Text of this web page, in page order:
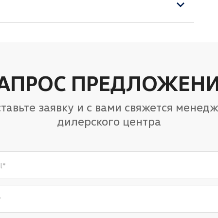
заявку и с вами свяжется
дилерского центра
*